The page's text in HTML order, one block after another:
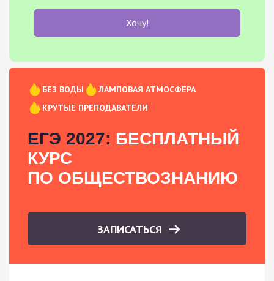
Хочу!
БЕЗ ВОДЫ
ЛАМПОВАЯ АТМОСФЕРА
КРУТЫЕ ПРЕПОДАВАТЕЛИ
ЕГЭ 2027: БЕСПЛАТНЫЙ
КУРС
ПО ОБЩЕСТВОЗНАНИЮ
ЗАПИСАТЬСЯ